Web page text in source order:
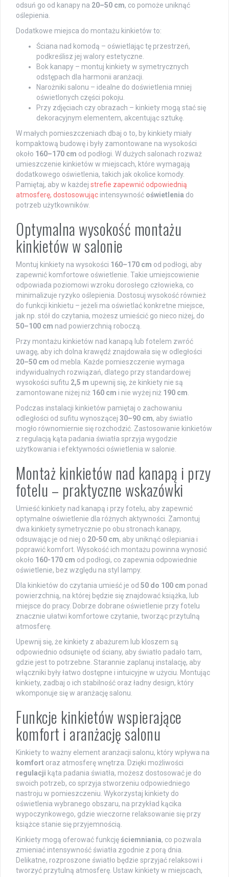
odsuń go od kanapy na 20–50 cm, co pomoże uniknąć
oślepienia.
Dodatkowe miejsca do montażu kinkietów to:
Ściana nad komodą – oświetlając tę przestrzeń,
podkreślisz jej walory estetyczne.
Bok kanapy – montuj kinkiety w symetrycznych
odstępach dla harmonii aranżacji.
Narożniki salonu – idealne do doświetlenia mniej
oświetlonych części pokoju.
Przy zdjęciach czy obrazach – kinkiety mogą stać się
dekoracyjnym elementem, akcentując sztukę.
W małych pomieszczeniach dbaj o to, by kinkiety miały
kompaktową budowę i były zamontowane na wysokości
około 160–170 cm od podłogi. W dużych salonach rozważ
umieszczenie kinkietów w miejscach, które wymagają
dodatkowego oświetlenia, takich jak okolice komody.
Pamiętaj, aby w każdej strefie zapewnić odpowiednią
atmosferę, dostosowując intensywność oświetlenia do
potrzeb użytkowników.
Optymalna wysokość montażu
kinkietów w salonie
Montuj kinkiety na wysokości 160–170 cm od podłogi, aby
zapewnić komfortowe oświetlenie. Takie umiejscowienie
odpowiada poziomowi wzroku dorosłego człowieka, co
minimalizuje ryzyko oślepienia. Dostosuj wysokość również
do funkcji kinkietu – jeżeli ma oświetlać konkretne miejsce,
jak np. stół do czytania, możesz umieścić go nieco niżej, do
50–100 cm nad powierzchnią roboczą.
Przy montażu kinkietów nad kanapą lub fotelem zwróć
uwagę, aby ich dolna krawędź znajdowała się w odległości
20–50 cm od mebla. Każde pomieszczenie wymaga
indywidualnych rozwiązań, dlatego przy standardowej
wysokości sufitu 2,5 m upewnij się, że kinkiety nie są
zamontowane niżej niż 160 cm i nie wyżej niż 190 cm
Podczas instalacji kinkietów pamiętaj o zachowaniu
odległości od sufitu wynoszącej 30–90 cm, aby światło
mogło równomiernie się rozchodzić. Zastosowanie kinkietów
z regulacją kąta padania światła sprzyja wygodzie
użytkowania i efektywności oświetlenia w salonie.
Montaż kinkietów nad kanapą i przy
fotelu – praktyczne wskazówki
Umieść kinkiety nad kanapą i przy fotelu, aby zapewnić
optymalne oświetlenie dla różnych aktywności. Zamontuj
dwa kinkiety symetrycznie po obu stronach kanapy,
odsuwając je od niej o 20-50 cm, aby uniknąć oślepiania i
poprawić komfort. Wysokość ich montażu powinna wynosić
około 160-170 cm od podłogi, co zapewnia odpowiednie
oświetlenie, bez względu na styl lampy.
Dla kinkietów do czytania umieść je od 50 do 100 cm ponad
powierzchnią, na której będzie się znajdować książka, lub
miejsce do pracy. Dobrze dobrane oświetlenie przy fotelu
znacznie ułatwi komfortowe czytanie, tworząc przytulną
atmosferę.
Upewnij się, że kinkiety z abażurem lub kloszem są
odpowiednio odsunięte od ściany, aby światło padało tam,
gdzie jest to potrzebne. Starannie zaplanuj instalację, aby
włączniki były łatwo dostępne i intuicyjne w użyciu. Montując
kinkiety, zadbaj o ich stabilność oraz ładny design, który
wkomponuje się w aranżację salonu.
Funkcje kinkietów wspierające
komfort i aranżację salonu
Kinkiety to ważny element aranżacji salonu, który wpływa na
komfort oraz atmosferę wnętrza. Dzięki możliwości
regulacji kąta padania światła, możesz dostosować je do
swoich potrzeb, co sprzyja stworzeniu odpowiedniego
nastroju w pomieszczeniu. Wykorzystaj kinkiety do
oświetlenia wybranego obszaru, na przykład kącika
wypoczynkowego, gdzie wieczorne relaksowanie się przy
książce stanie się przyjemnością.
Kinkiety mogą oferować funkcjęściemniania, co pozwala
zmieniać intensywność światła zgodnie z porą dnia.
Delikatne, rozproszone światło będzie sprzyjać relaksowi i
tworzyć przytulną atmosferę. Ustaw kinkiety w miejscach,